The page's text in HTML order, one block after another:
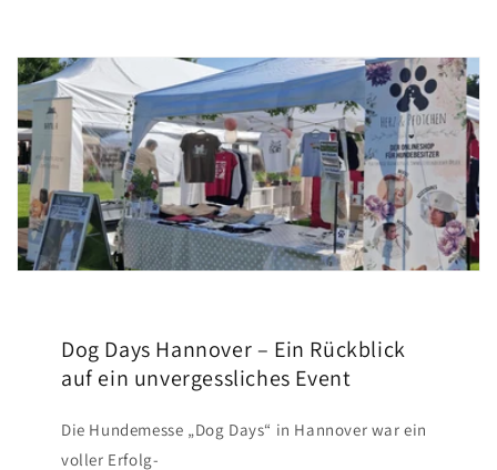
Dog Days Hannover – Ein Rückblick
auf ein unvergessliches Event
Die Hundemesse „Dog Days“ in Hannover war ein
voller Erfolg-